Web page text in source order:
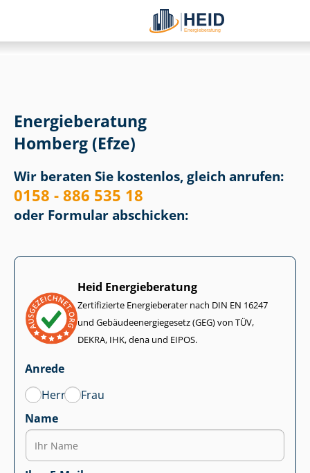
Energieberatung
Homberg (Efze)
Wir beraten Sie kostenlos, gleich anrufen:
0158 - 886 535 18
oder Formular abschicken:
Heid Energieberatung
Zertifizierte Energieberater nach DIN EN 16247
und Ge­bäu­de­en­er­gie­ge­setz (GEG) von TÜV,
DEKRA, IHK, dena und EIPOS.
Anrede
Herr
Frau
Name